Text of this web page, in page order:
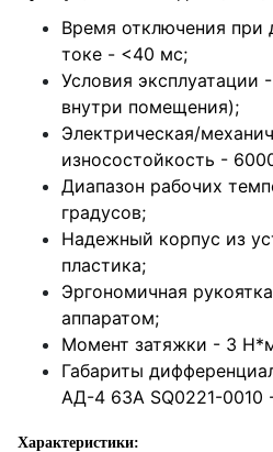
Время отключения при
токе - <40 мс;
Условия эксплуатации
внутри помещения);
Электрическая/
износостойкость -
Диапазон рабочих
градусов;
Надежный корпус из
пластика;
Эргономичная
аппаратом;
Момент затяжки - 3
Габариты
АД-4 63А SQ0221-0010
Характеристики: